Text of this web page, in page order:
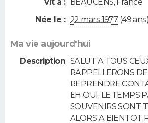
Vit à : BEAUCENS, France
Née le : 22 mars 1977(49 ans)
Ma vie aujourd'hui
Description SALUT A TOUS
RAPPELLERONS
REPRENDRE
EH OUI, LE TEMPS
SOUVENIRS SONT
ALORS A BIENTOT